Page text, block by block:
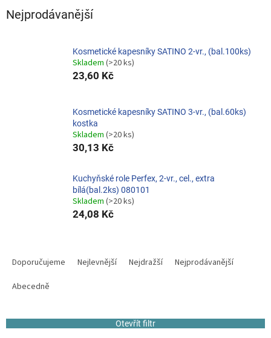
Nejprodávanější
Kosmetické kapesníky SATINO 2-vr., (bal.100ks)
Skladem (>20 ks)
23,60 Kč
Kosmetické kapesníky SATINO 3-vr., (bal.60ks)
kostka
Skladem (>20 ks)
30,13 Kč
Kuchyňské role Perfex, 2-vr., cel., extra
bílá(bal.2ks) 080101
Skladem (>20 ks)
24,08 Kč
p
Doporučujeme Nejlevnější Nejdražší
Nejprodávanější
Abecedně
Otevřít filtr